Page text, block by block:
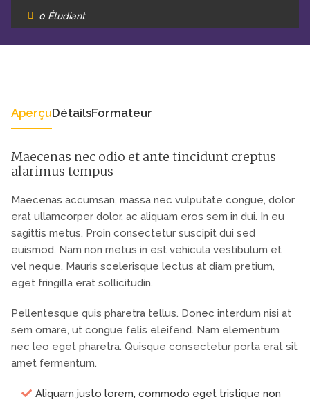
0 Étudiant
AperçuDétailsFormateur
Maecenas nec odio et ante tincidunt creptus
alarimus tempus
Maecenas accumsan, massa nec vulputate congue, dolor
erat ullamcorper dolor, ac aliquam eros sem in dui. In eu
sagittis metus. Proin consectetur suscipit dui sed
euismod. Nam non metus in est vehicula vestibulum et
vel neque. Mauris scelerisque lectus at diam pretium,
eget fringilla erat sollicitudin.
Pellentesque quis pharetra tellus. Donec interdum nisi at
sem ornare, ut congue felis eleifend. Nam elementum
nec leo eget pharetra. Quisque consectetur porta erat sit
amet fermentum.
Aliquam justo lorem, commodo eget tristique non